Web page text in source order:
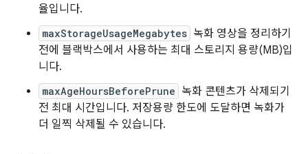
율입니다.
maxStorageUsageMegabytes 녹화 영상을 정리하기
전에 블랙박스에서 사용하는 최대 스토리지 용량(MB)입
니다.
maxAgeHoursBeforePrune 녹화 콘텐츠가 삭제되기
전 최대 시간입니다. 저장용량 한도에 도달하면 녹화가
더 일찍 삭제될 수 있습니다.